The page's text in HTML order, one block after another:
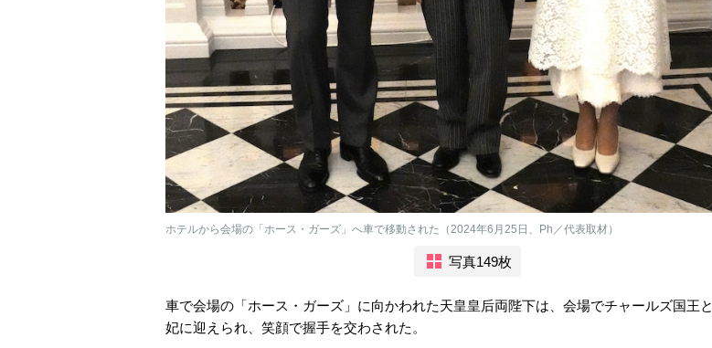
ホテルから会場の「ホース・ガーズ」へ車で移動された（2024年6月25日、Ph／代表取材）
写真149枚
車で会場の「ホース・ガーズ」に向かわれた天皇皇后両陛下は、会場でチャールズ国王
妃に迎えられ、笑顔で握手を交わされた。